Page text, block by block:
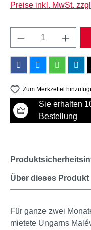
Preise inkl. MwSt.
Produkt
Zum Merkzettel
Sie erhalten
Bestellung
Über dieses Produkt
Für ganze zwei
mietete Ungarns